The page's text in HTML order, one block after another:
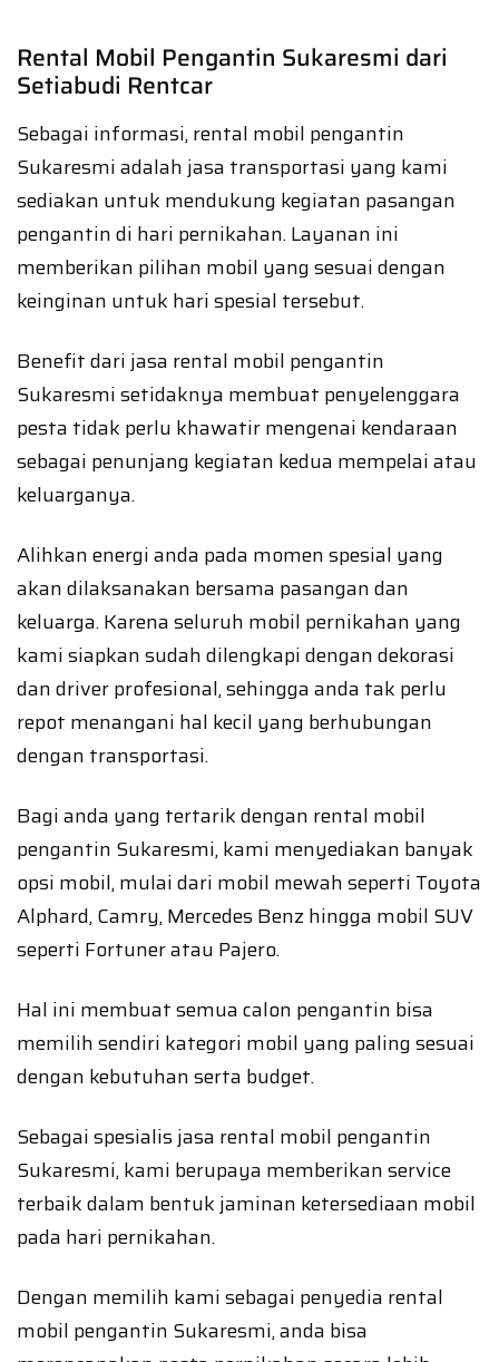
Rental Mobil Pengantin Sukaresmi dari
Setiabudi Rentcar
Sebagai informasi, rental mobil pengantin
Sukaresmi adalah jasa transportasi yang kami
sediakan untuk mendukung kegiatan pasangan
pengantin di hari pernikahan. Layanan ini
memberikan pilihan mobil yang sesuai dengan
keinginan untuk hari spesial tersebut.
Benefit dari jasa rental mobil pengantin
Sukaresmi setidaknya membuat penyelenggara
pesta tidak perlu khawatir mengenai kendaraan
sebagai penunjang kegiatan kedua mempelai atau
keluarganya.
Alihkan energi anda pada momen spesial yang
akan dilaksanakan bersama pasangan dan
keluarga. Karena seluruh mobil pernikahan yang
kami siapkan sudah dilengkapi dengan dekorasi
dan driver profesional, sehingga anda tak perlu
repot menangani hal kecil yang berhubungan
dengan transportasi.
Bagi anda yang tertarik dengan rental mobil
pengantin Sukaresmi, kami menyediakan banyak
opsi mobil, mulai dari mobil mewah seperti Toyota
Alphard, Camry, Mercedes Benz hingga mobil SUV
seperti Fortuner atau Pajero.
Hal ini membuat semua calon pengantin bisa
memilih sendiri kategori mobil yang paling sesuai
dengan kebutuhan serta budget.
Sebagai spesialis jasa rental mobil pengantin
Sukaresmi, kami berupaya memberikan service
terbaik dalam bentuk jaminan ketersediaan mobil
pada hari pernikahan.
Dengan memilih kami sebagai penyedia rental
mobil pengantin Sukaresmi, anda bisa